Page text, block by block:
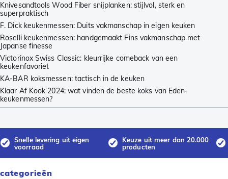
Knivesandtools Wood Fiber snijplanken: stijlvol, sterk en
superpraktisch
F. Dick keukenmessen: Duits vakmanschap in eigen keuken
Roselli keukenmessen: handgemaakt Fins vakmanschap met
Japanse finesse
Victorinox Swiss Classic: kleurrijke comeback van een
keukenfavoriet
KA-BAR koksmessen: tactisch in de keuken
Klaar Af Kook 2024: wat vinden de beste koks van Eden-
keukenmessen?
Snelle levering uit eigen
voorraad
Keuze uit meer dan 20.000
producten
categorieën